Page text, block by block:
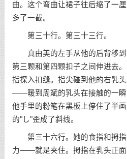
曲。这个弯曲让裙子往后缩了一
多了一截。
第三十行。第三十三行。
真由美的左手从他的后背移
第三颗和第四颗扣子之间伸进去
指探入扣缝。指尖碰到他的右乳
——暖到周斌的乳头在接触的一瞬
他手里的粉笔在黑板上停住了半
的"し"歪成了斜线。
第三十六行。她的食指和拇指
力——就是夹住。拇指在乳头正面